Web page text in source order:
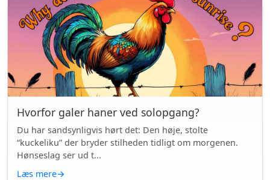
Hvorfor galer haner ved solopgang?
Du har sandsynligvis hørt det: Den høje, stolte
“kuckeliku” der bryder stilheden tidligt om morgenen.
Hønseslag ser ud t...
Læs mere→